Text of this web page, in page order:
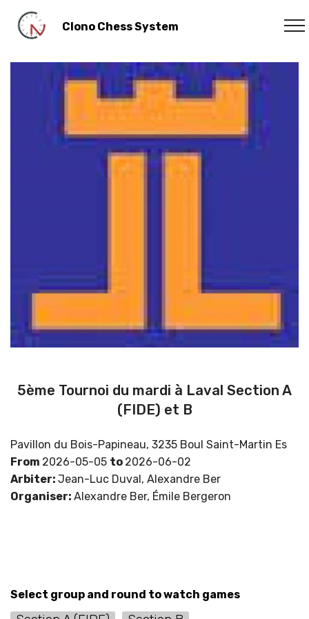
Clono Chess System
5ème Tournoi du mardi à Laval Section A
(FIDE) et B
Pavillon du Bois-Papineau, 3235 Boul Saint-Martin Es
From 2026-05-05 to 2026-06-02
Arbiter: Jean-Luc Duval, Alexandre Ber
Organiser: Alexandre Ber, Émile Bergeron
Select group and round to watch games